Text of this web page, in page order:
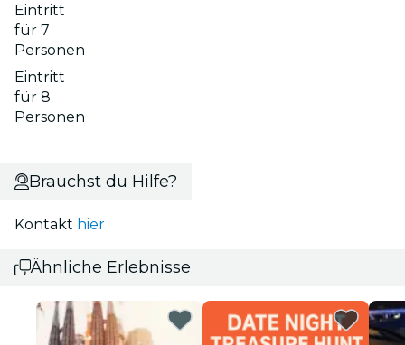
Eintritt
für 7
Personen
Eintritt
für 8
Personen
Brauchst du Hilfe?
Kontakt hier
Ähnliche Erlebnisse